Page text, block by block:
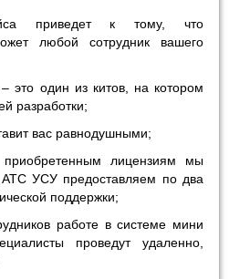
приведет к тому, что
любой сотрудник вашего
это один из китов, на котором
разработки;
вас равнодушными;
лицензиям мы
УСУ предоставляем по два
поддержки;
работе в системе мини
проведут удаленно,